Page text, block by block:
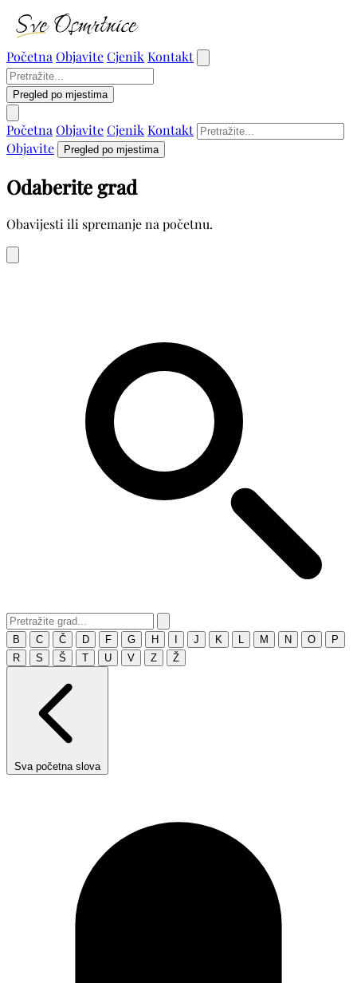
Početna ObjaviteCjenik Kontakt
Pregled po mjestima
Početna ObjaviteCjenik Kontakt
Objavite
Pregled po mjestima
Odaberite grad
Obavijesti ili spremanje na početnu.
B C Č D F G H J K M N O
P
R
S Š T U V Z Ž
Sva početna slova